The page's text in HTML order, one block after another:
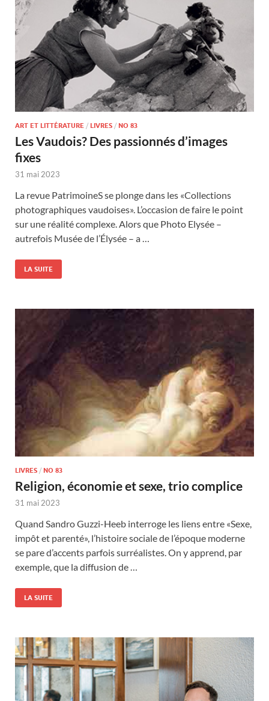
ART ET LITTÉRATURE / LIVRES / NO 83
Les Vaudois? Des passionnés d’images
fixes
31 mai 2023
La revue PatrimoineS se plonge dans les «Collections
photographiques vaudoises». L’occasion de faire le point
sur une réalité complexe. Alors que Photo Elysée –
autrefois Musée de l’Élysée – a …
LA SUITE
LIVRES / NO 83
Religion, économie et sexe, trio complice
31 mai 2023
Quand Sandro Guzzi-Heeb interroge les liens entre «Sexe,
impôt et parenté», l’histoire sociale de l’époque moderne
se pare d’accents parfois surréalistes. On y apprend, par
exemple, que la diffusion de …
LA SUITE